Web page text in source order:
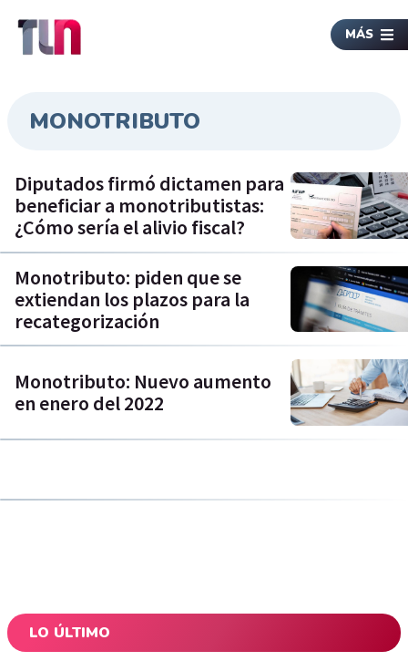
MÁS
MONOTRIBUTO
Diputados firmó dictamen para
beneficiar a monotributistas:
¿Cómo sería el alivio fiscal?
Monotributo: piden que se
extiendan los plazos para la
recategorización
Monotributo: Nuevo aumento
en enero del 2022
LO ÚLTIMO